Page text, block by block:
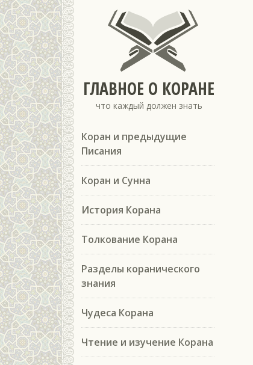
ГЛАВНОЕ О КОРАНЕ
что каждый должен знать
Коран и предыдущие
Писания
Коран и Сунна
История Корана
Толкование Корана
Разделы коранического
знания
Чудеса Корана
Чтение и изучение Корана